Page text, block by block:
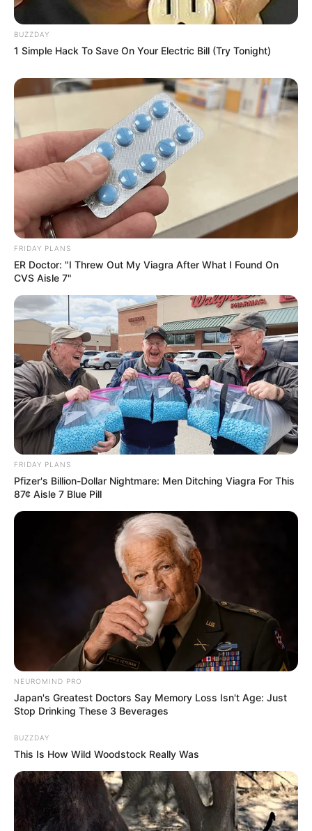
BUZZDAY
1 Simple Hack To Save On Your Electric Bill (Try Tonight)
FRIDAY PLANS
ER Doctor: "I Threw Out My Viagra After What I Found On
CVS Aisle 7"
FRIDAY PLANS
Pfizer's Billion-Dollar Nightmare: Men Ditching Viagra For This
87¢ Aisle 7 Blue Pill
NEUROMIND PRO
Japan's Greatest Doctors Say Memory Loss Isn't Age: Just
Stop Drinking These 3 Beverages
BUZZDAY
This Is How Wild Woodstock Really Was